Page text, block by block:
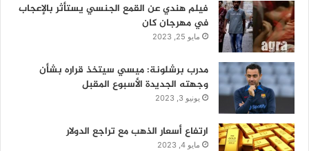
فيلم هندي عن القمع الجنسي يستأثر بالإعجاب
في مهرجان كان
مايو 25, 2023
مدرب برشلونة: ميسي سيتخذ قراره بشأن
وجهته الجديدة الأسبوع المقبل
يونيو 3, 2023
ارتفاع أسعار الذهب مع تراجع الدولار
مايو 4, 2023